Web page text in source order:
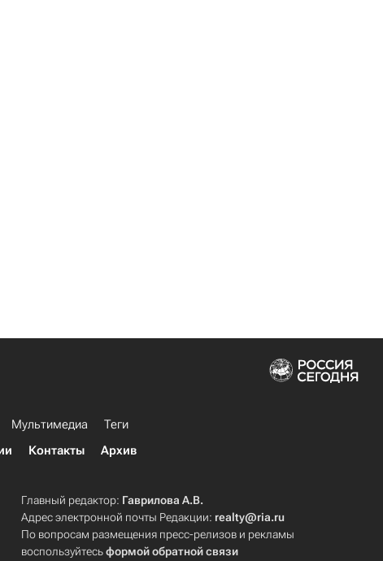
Мультимедиа
Теги
Контакты Архив
Главный редактор: Гаврилова А.В.
Адрес электронной почты Редакции: realty@ria.ru
По вопросам размещения пресс-релизов и рекламы
воспользуйтесьформой обратной связи